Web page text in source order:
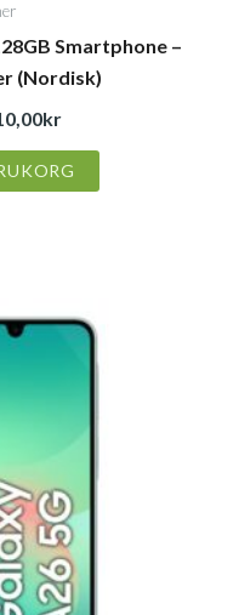
Smartphone –
(Nordisk)
kr
priset